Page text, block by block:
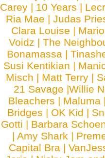
Carey | 10 Years |
Ria Mae |Judas
Clara Louise |
Voidz |The
Bonamassa |
Susi Kentikian |
Misch | Matt Terry |
21 Savage |Willie
Bleachers | Maluma
Bridges | OK Kid |
Gotti | Barbara
| Amy Shark |
Capital Bra |